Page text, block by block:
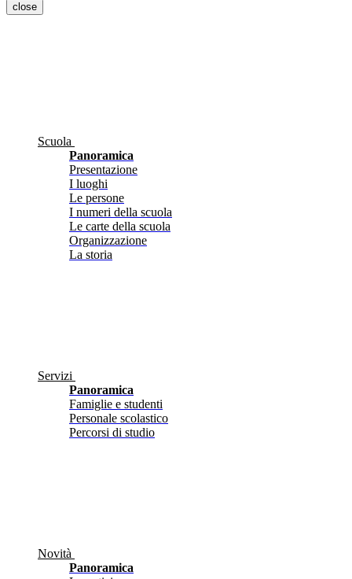
close
Scuola
Panoramica
Presentazione
I luoghi
Le persone
I numeri della scuola
Le carte della scuola
Organizzazione
La storia
Servizi
Panoramica
Famiglie e studenti
Personale scolastico
Percorsi di studio
Novità
Panoramica